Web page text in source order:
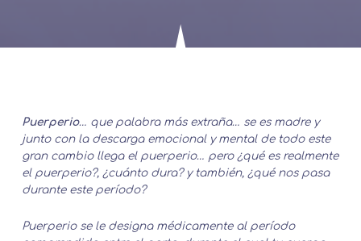
Puerperio… que palabra más extraña… se es madre y
junto con la descarga emocional y mental de todo este
gran cambio llega el puerperio… pero ¿qué es realmente
el puerperio?, ¿cuánto dura? y también, ¿qué nos pasa
durante este período?
Puerperio se le designa médicamente al período